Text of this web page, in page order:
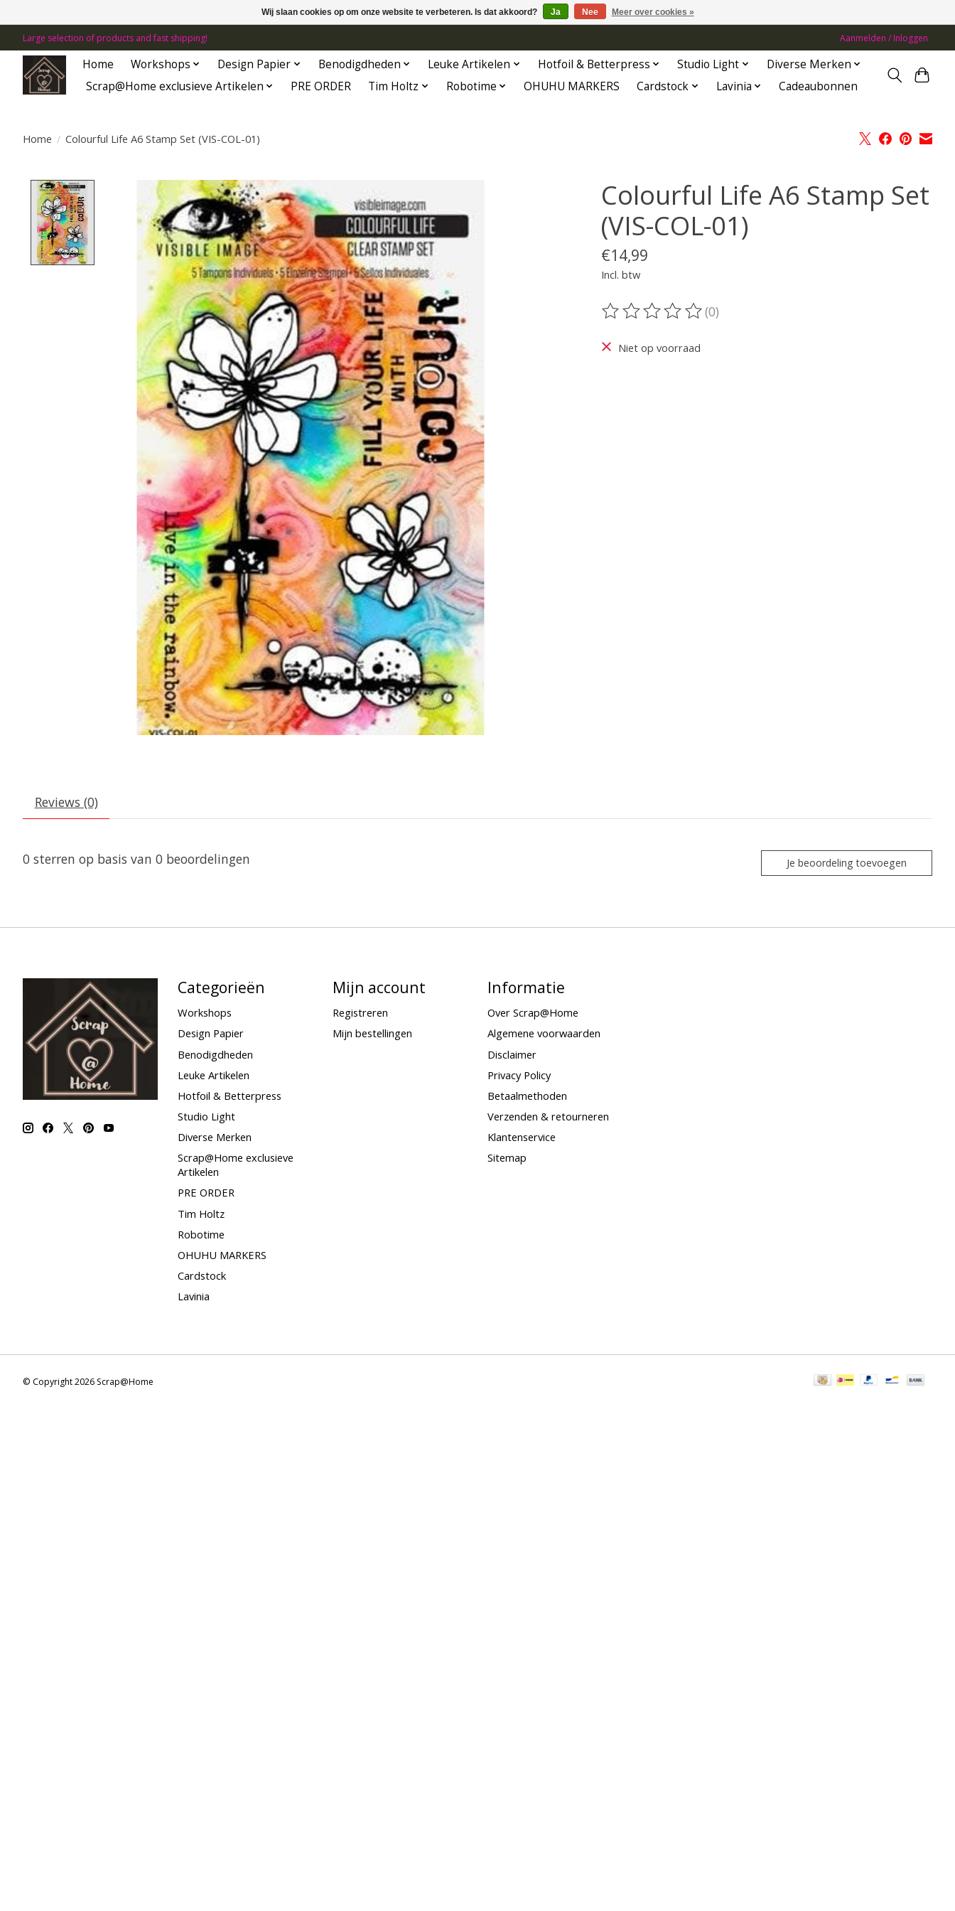
Large selection of products and fast shipping! Aanmelden / Inloggen
Home Workshops Design Papier Benodigdheden Leuke Artikelen Hotfoil & Betterpress Studio Light
Diverse Merken
Scrap@Home exclusieve Artikelen
PRE ORDER Tim Holtz Robotime OHUHU MARKERS Cardstock Lavinia Cadeaubonnen
Home / Colourful Life A6 Stamp Set (VIS-COL-01)
Product image slideshow Items
Colourful Life A6 Stamp Set
(VIS-COL-01)
€14,99
Incl. btw
De beoordeling van dit product is
(0)
Niet op voorraad
Reviews (0)
0 sterren op basis van 0 beoordelingen Je beoordeling toevoegen
Categorieën
Workshops
Design Papier
Benodigdheden
Leuke Artikelen
Hotfoil & Betterpress
Studio Light
Diverse Merken
Scrap@Home exclusieve
Artikelen
PRE ORDER
Tim Holtz
Robotime
OHUHU MARKERS
Cardstock
Lavinia
Mijn account
Registreren
Mijn bestellingen
Informatie
Over Scrap@Home
Algemene voorwaarden
Disclaimer
Privacy Policy
Betaalmethoden
Verzenden & retourneren
Klantenservice
Sitemap
© Copyright 2026 Scrap@Home
Wij slaan cookies op om onze website te verbeteren. Is dat akkoord? Ja Nee Meer over cookies »